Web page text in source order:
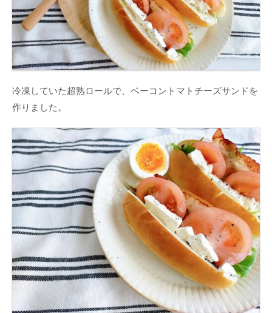
冷凍していた超熟ロールで、ベーコントマトチーズサンドを
作りました。